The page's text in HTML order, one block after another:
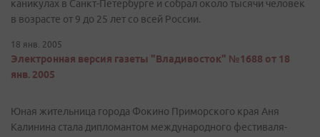
каникулах в Санкт-Петербурге и собрал около тысячи человек
в возрасте от 9 до 25 лет со всей России.
18 янв. 2005
Электронная версия газеты "Владивосток" №1688 от 18
янв. 2005
Юная жительница города Фокино Приморского края Аня
Калинина стала дипломантом международного фестиваля-